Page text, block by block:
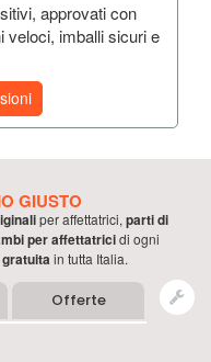
approvati con
veloci, imballi sicuri e
GIUSTO
peraffettatrici, parti di
peraffettatricidi ogni
in tutta Italia.
Offerte